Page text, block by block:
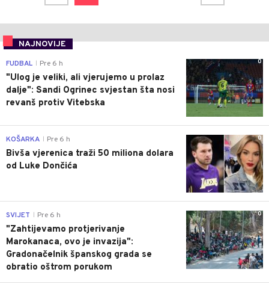
NAJNOVIJE
0
FUDBAL Pre 6 h
"Ulog je veliki, ali vjerujemo u prolaz
dalje": Sandi Ogrinec svjestan šta nosi
revanš protiv Vitebska
0
KOŠARKA Pre 6 h
Bivša vjerenica traži 50 miliona dolara
od Luke Dončića
0
SVIJET Pre 6 h
"Zahtijevamo protjerivanje
Marokanaca, ovo je invazija":
Gradonačelnik španskog grada se
obratio oštrom porukom